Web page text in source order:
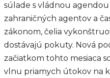
súlade s vládnou agendou
zahraničných agentov a
zákonom, čelia
dostávajú pokuty. Nová
začiatkom tohto mesiaca
vlnu priamych útokov na